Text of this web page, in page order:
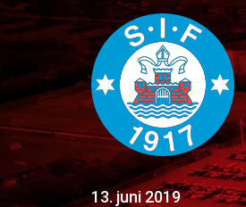
13. juni 2019